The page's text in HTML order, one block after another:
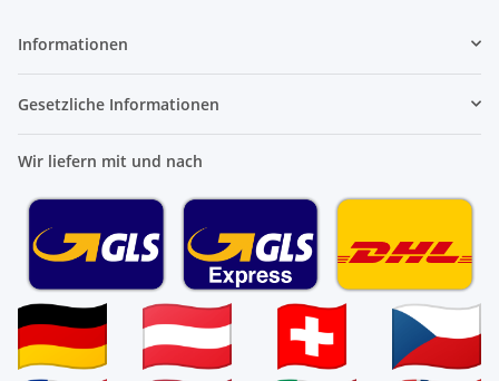
Informationen
Gesetzliche Informationen
Wir liefern mit und nach